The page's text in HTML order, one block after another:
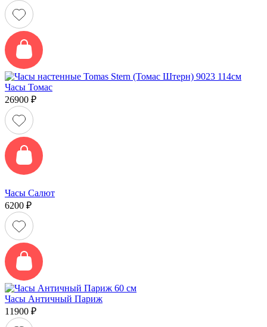
Часы Томас
26900 ₽
Часы Салют
6200 ₽
Часы Античный Париж
11900 ₽